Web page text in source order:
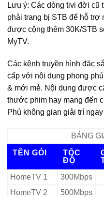
Lưu ý: Các dòng tivi đời cũ
phải trang bị STB để hỗ
được cộng thêm 30K/STB
MyTV.
Các kênh truyền hình đặc
cấp với nội dung phong
& mới mẻ. Nội dung được
thước phim hay mang đến
Phú không gian giải trí
BẢNG
TÊN GÓI
TỐC
ĐỘ
HomeTV 1
300Mbps
HomeTV 2
500Mbps